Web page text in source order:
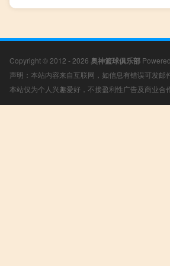
Copyright © 2012 - 2026 奥神篮球俱乐部
声明：本站内容来自互联网，如信息有错误可发
本站仅为个人兴趣爱好，不接盈利性广告及商业合